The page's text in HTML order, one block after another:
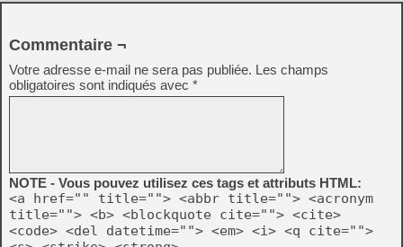
Commentaire ¬
Votre adresse e-mail ne sera pas publiée. Les champs
obligatoires sont indiqués avec *
NOTE - Vous pouvez utilisez ces tags et attributs HTML:
<a href="" title=""> <abbr title=""> <acronym
title=""> <b> <blockquote cite=""> <cite>
<code> <del datetime=""> <em> <i> <q cite="">